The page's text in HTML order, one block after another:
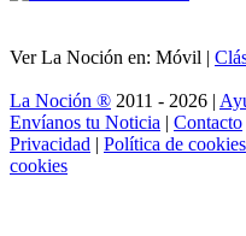
Ver La Noción en: Móvil |
La Noción ® 2011 - 2026 |
Envíanos tu Noticia | Contacto
Privacidad | Política de cookies
cookies